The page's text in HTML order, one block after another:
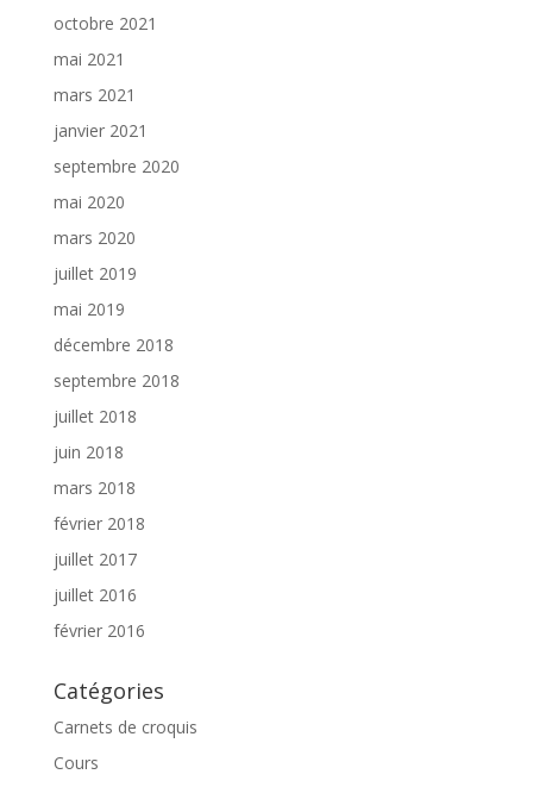
octobre 2021
mai 2021
mars 2021
janvier 2021
septembre 2020
mai 2020
mars 2020
juillet 2019
mai 2019
décembre 2018
septembre 2018
juillet 2018
juin 2018
mars 2018
février 2018
juillet 2017
juillet 2016
février 2016
Catégories
Carnets de croquis
Cours